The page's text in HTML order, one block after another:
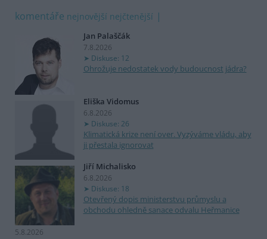
komentáře nejnovější nejčtenější
Jan Palaščák
7.8.2026
Diskuse: 12
Ohrožuje nedostatek vody budoucnost jádra?
Eliška Vidomus
6.8.2026
Diskuse: 26
Klimatická krize není over. Vyzýváme vládu, aby
ji přestala ignorovat
Jiří Michalisko
6.8.2026
Diskuse: 18
Otevřený dopis ministerstvu průmyslu a
obchodu ohledně sanace odvalu Heřmanice
5.8.2026